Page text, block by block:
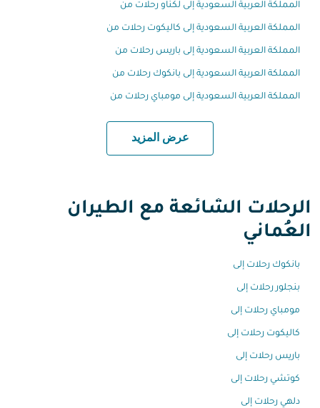
المملكة العربية السعودية إلى لكناو رحلات من
المملكة العربية السعودية إلى كاليكوت رحلات من
المملكة العربية السعودية إلى باريس رحلات من
المملكة العربية السعودية إلى بانكوك رحلات من
المملكة العربية السعودية إلى مومباي رحلات من
عرض المزيد
الرحلات الشائعة مع الطيران
العُماني
بانكوك رحلات إلى
بنجلور رحلات إلى
مومباي رحلات إلى
كاليكوت رحلات إلى
باريس رحلات إلى
كوتشي رحلات إلى
دلهي رحلات إلى